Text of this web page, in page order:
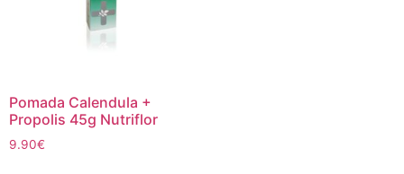
Pomada Calendula +
Propolis 45g Nutriflor
9.90€